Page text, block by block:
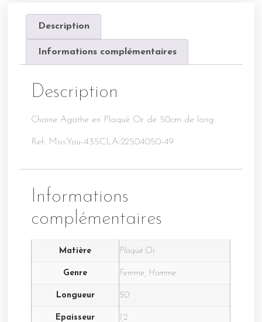
Description
Informations complémentaires
Description
Chaine Agathe en Plaqué Or de 50cm de long
Ref: MissYou-435CLA-22504050-49
Informations
complémentaires
Matière Plaqué Or
Genre Femme, Homme
Longueur 50
Epaisseur 1,2